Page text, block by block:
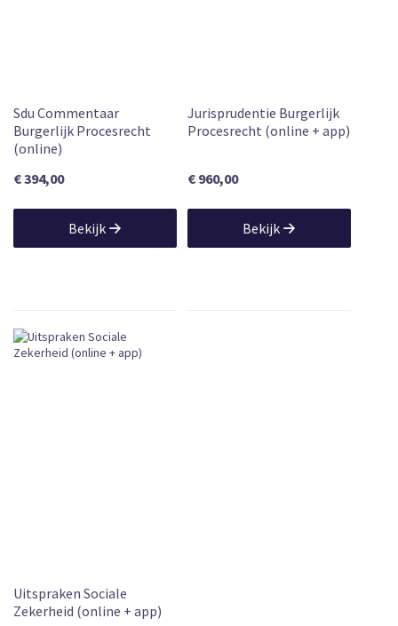
Sdu Commentaar
Burgerlijk Procesrecht
(online)
€ 394,00
Bekijk
Jurisprudentie Burgerlijk
Procesrecht (online + app)
€ 960,00
Bekijk
Uitspraken Sociale
Zekerheid (online + app)